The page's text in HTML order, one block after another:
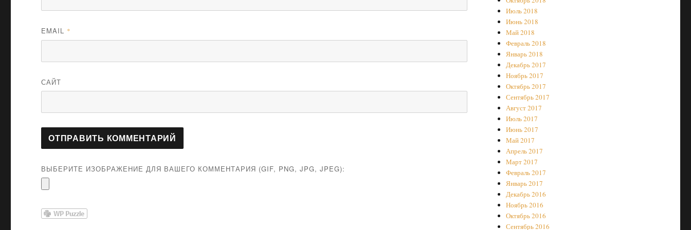
EMAIL *
САЙТ
ВЫБЕРИТЕ ИЗОБРАЖЕНИЕ ДЛЯ ВАШЕГО КОММЕНТАРИЯ (GIF, PNG, JPG, JPEG):
Июль 2018
Июнь 2018
Май 2018
Февраль 2018
Январь 2018
Декабрь 2017
Ноябрь 2017
Октябрь 2017
Сентябрь 2017
Август 2017
Июль 2017
Июнь 2017
Май 2017
Апрель 2017
Март 2017
Февраль 2017
Январь 2017
Декабрь 2016
Ноябрь 2016
Октябрь 2016
Сентябрь 2016